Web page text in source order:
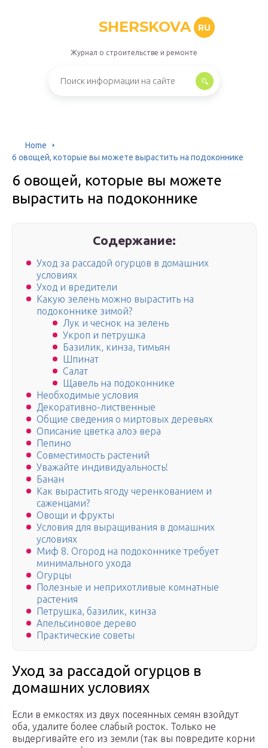
SHERSKOVA RU
Журнал о строительстве и ремонте
Home
6 овощей, которые вы можете вырастить на подоконнике
6 овощей, которые вы можете
вырастить на подоконнике
Содержание:
Уход за рассадой огурцов в домашних
условиях
Уход и вредители
Какую зелень можно вырастить на
подоконнике зимой?
Лук и чеснок на зелень
Укроп и петрушка
Базилик, кинза, тимьян
Шпинат
Салат
Щавель на подоконнике
Необходимые условия
Декоративно-лиственные
Общие сведения о миртовых деревьях
Описание цветка алоэ вера
Пепино
Совместимость растений
Уважайте индивидуальность!
Банан
Как вырастить ягоду черенкованием и
саженцами?
Овощи и фрукты
Условия для выращивания в домашних
условиях
Миф 8. Огород на подоконнике требует
минимального ухода
Огурцы
Полезные и неприхотливые комнатные
растения
Петрушка, базилик, кинза
Апельсиновое дерево
Практические советы
Уход за рассадой огурцов в
домашних условиях
Если в емкостях из двух посеянных семян взойдут
оба, удалите более слабый росток. Только не
выдергивайте его из земли (так вы повредите корни